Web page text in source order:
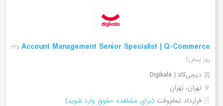
Account Management Senior Specialist | Q-Commerce
(۱۲
روز پیش)
دیجی‌‌کالا | Digikala
تهران، تهران
قرارداد تمام‌وقت (برای مشاهده حقوق وارد شوید)